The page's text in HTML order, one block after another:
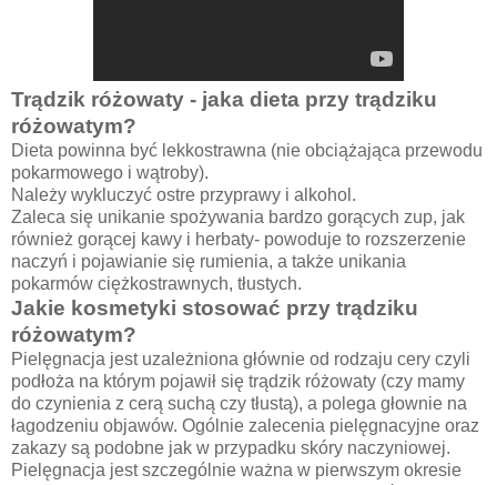
Trądzik różowaty - jaka dieta przy trądziku
różowatym?
Dieta powinna być lekkostrawna (nie obciążająca przewodu
pokarmowego i wątroby).
Należy wykluczyć ostre przyprawy i alkohol.
Zaleca się unikanie spożywania bardzo gorących zup, jak
również gorącej kawy i herbaty- powoduje to rozszerzenie
naczyń i pojawianie się rumienia, a także unikania
pokarmów ciężkostrawnych, tłustych.
Jakie kosmetyki stosować przy trądziku
różowatym?
Pielęgnacja jest uzależniona głównie od rodzaju cery czyli
podłoża na którym pojawił się trądzik różowaty (czy mamy
do czynienia z cerą suchą czy tłustą), a polega głownie na
łagodzeniu objawów. Ogólnie zalecenia pielęgnacyjne oraz
zakazy są podobne jak w przypadku skóry naczyniowej.
Pielęgnacja jest szczególnie ważna w pierwszym okresie